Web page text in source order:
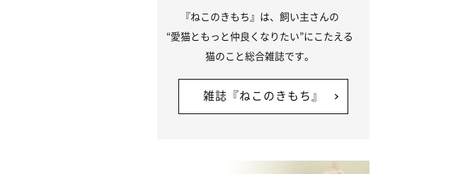
『ねこのきもち』は、飼い主さんの
“愛猫ともっと仲良くなりたい”にこたえる
猫のこと総合雑誌です。
雑誌『ねこのきもち』